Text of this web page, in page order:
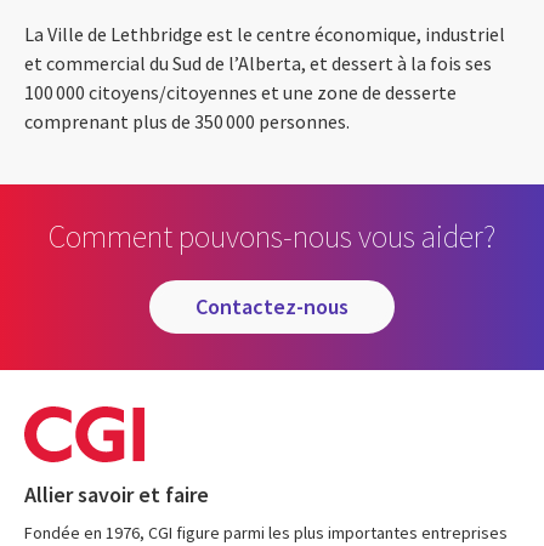
La Ville de Lethbridge est le centre économique, industriel
et commercial du Sud de l’Alberta, et dessert à la fois ses
100 000 citoyens/citoyennes et une zone de desserte
comprenant plus de 350 000 personnes.
Comment pouvons-nous vous aider?
contactez-nous
Allier savoir et faire
Fondée en 1976, CGI figure parmi les plus importantes entreprises